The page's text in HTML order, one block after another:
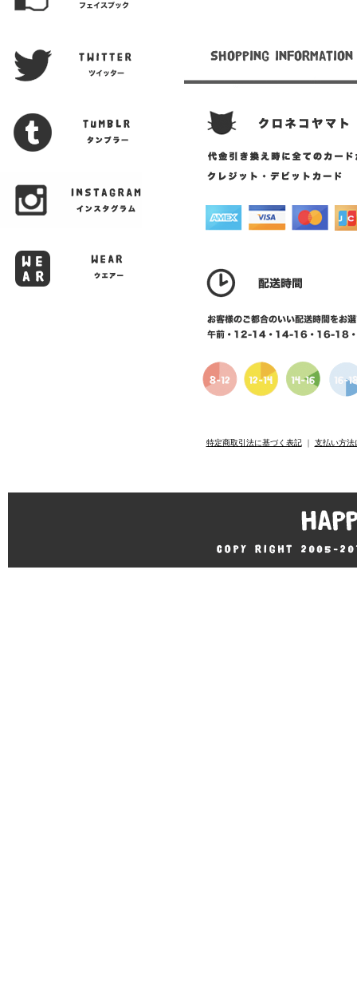
特定商取引法に基づく表記｜ 支払い方法